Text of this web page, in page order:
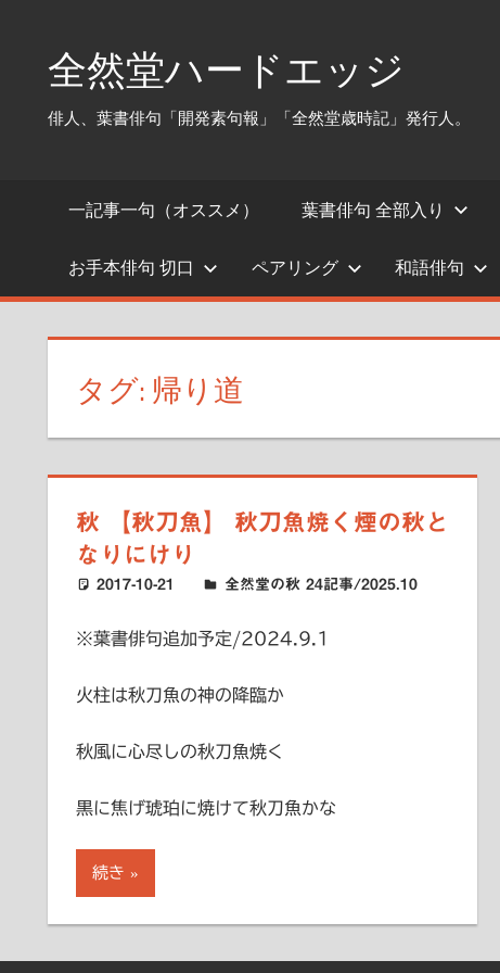
プ
全然堂ハードエッジ
俳人、葉書俳句「開発素句報」「全然堂歳時記」発行人。
一記事一句（オススメ） 葉書俳句 全部入り
お手本俳句 切口 ペアリング 和語俳句
タグ:帰り道
秋 【秋刀魚】 秋刀魚焼く煙の秋と
なりにけり
2017-10-21 ハードエッジ
全然堂の秋 24記事/2025.10
※葉書俳句追加予定/2024.9.1
火柱は秋刀魚の神の降臨か
秋風に心尽しの秋刀魚焼く
黒に焦げ琥珀に焼けて秋刀魚かな
続き